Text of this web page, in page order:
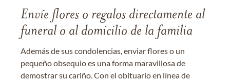
Envíe flores o regalos directamente al
funeral o al domicilio de la familia
Además de sus condolencias, enviar flores o un
pequeño obsequio es una forma maravillosa de
demostrar su cariño. Con el obituario en línea de